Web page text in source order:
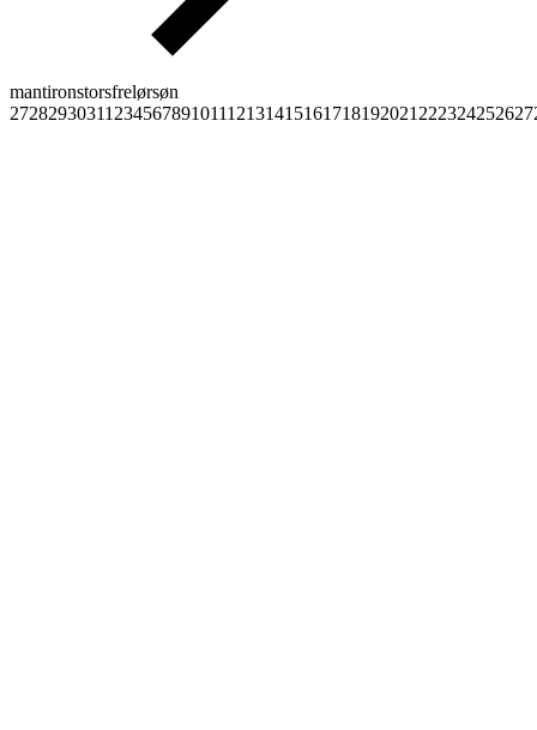
mantironstorsfrelørsøn
27282930311 23456789101112131415161718192021 222324252627